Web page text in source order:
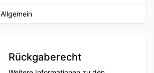
Allgemein
Rückgaberecht